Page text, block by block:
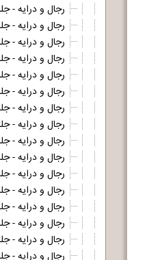
رجال و درایه -
رجال و درایه -
رجال و درایه -
رجال و درایه -
رجال و درایه -
رجال و درایه -
رجال و درایه -
رجال و درایه -
رجال و درایه -
رجال و درایه -
رجال و درایه -
رجال و درایه -
رجال و درایه -
رجال و درایه -
رجال و درایه -
رجال و درایه -